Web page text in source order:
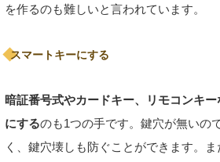
を作るのも難しいと言われています。
スマートキーにする
暗証番号式やカードキー、リモコンキ
にするのも1つの手です。鍵穴が無いの
く、鍵穴壊しも防ぐことができます。